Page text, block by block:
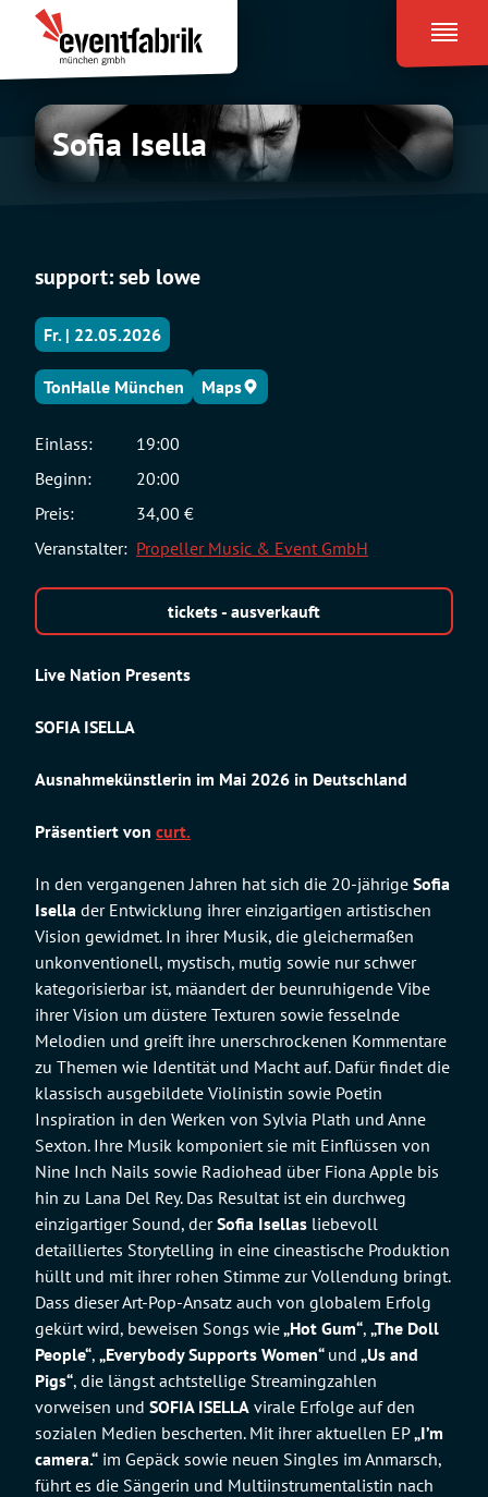
Inhalt
springen
Eventfabrik
München
Sofia
Isella
Sofia Isella
support: seb lowe
Live Nation Presents
SOFIA ISELLA
Ausnahmekünstlerin im Mai 2026 in Deutschland
Präsentiert von curt.
In den vergangenen Jahren hat sich die 20-jährige Sofia
Isella der Entwicklung ihrer einzigartigen artistischen
Vision gewidmet. In ihrer Musik, die gleichermaßen
unkonventionell, mystisch, mutig sowie nur schwer
kategorisierbar ist, mäandert der beunruhigende Vibe
ihrer Vision um düstere Texturen sowie fesselnde
Melodien und greift ihre unerschrockenen Kommentare
zu Themen wie Identität und Macht auf. Dafür findet die
klassisch ausgebildete Violinistin sowie Poetin
Inspiration in den Werken von Sylvia Plath und Anne
Sexton. Ihre Musik komponiert sie mit Einflüssen von
Nine Inch Nails sowie Radiohead über Fiona Apple bis
hin zu Lana Del Rey. Das Resultat ist ein durchweg
einzigartiger Sound, derSofia Isellas liebevoll
detailliertes Storytelling in eine cineastische Produktion
hüllt und mit ihrer rohen Stimme zur Vollendung bringt.
Dass dieser Art-Pop-Ansatz auch von globalem Erfolg
gekürt wird, beweisen Songs wie„Hot Gum“, „The Doll
People“, „Everybody Supports Women“ und „Us and
Pigs“, die längst achtstellige Streamingzahlen
vorweisen und SOFIA ISELLA virale Erfolge auf den
sozialen Medien bescherten. Mit ihrer aktuellen EP„I’m
camera.“ im Gepäck sowie neuen Singles im Anmarsch,
führt es die Sängerin und Multiinstrumentalistin nach
Fr. | 22.05.2026
TonHalle München Maps
Einlass:
19:00
Beginn:
20:00
Preis:
34,00 €
Veranstalter: Propeller Music & Event GmbH
tickets - ausverkauft